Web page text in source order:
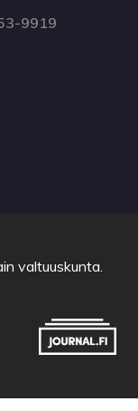
9919
valtuuskunta.